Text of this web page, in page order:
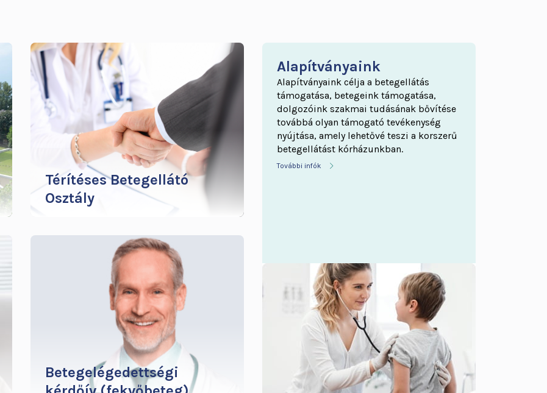
Térítéses Betegellátó
Osztály
előremutató gondolatokat, értékeljük a
befektetett munkát, energiát,
kreativitást, tenni akarást, hitet és
eltökéltséget. Ennek mentén született
meg a Térítéses Betegellátó Osztály.
Alapítványaink
Alapítványaink célja a betegellátás
támogatása, betegeink támogatása,
dolgozóink szakmai tudásának bővítése
továbbá olyan támogató tevékenység
nyújtása, amely lehetővé teszi a korszerű
betegellátást kórházunkban.
További infók
Betegelégedettségi